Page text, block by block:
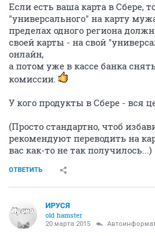
Если есть ваша карта в Сбере,
"универсального" на карту
пределах одного региона
своей карты - на свой
онлайн,
а потом уже в кассе банка
комиссии.
У кого продукты в Сбере - вся
(Просто стандартно, чтоб
рекомендуют переводить на
вас как-то не так получилось...)
ОТВЕТИТЬ
ИРУСЯ
old hamster
20 марта 2015